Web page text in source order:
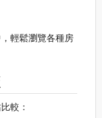
輕鬆瀏覽各種房
較：